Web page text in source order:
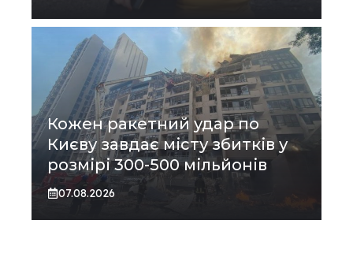
Кожен ракетний удар по
Києву завдає місту збитків у
розмірі 300-500 мільйонів
07.08.2026